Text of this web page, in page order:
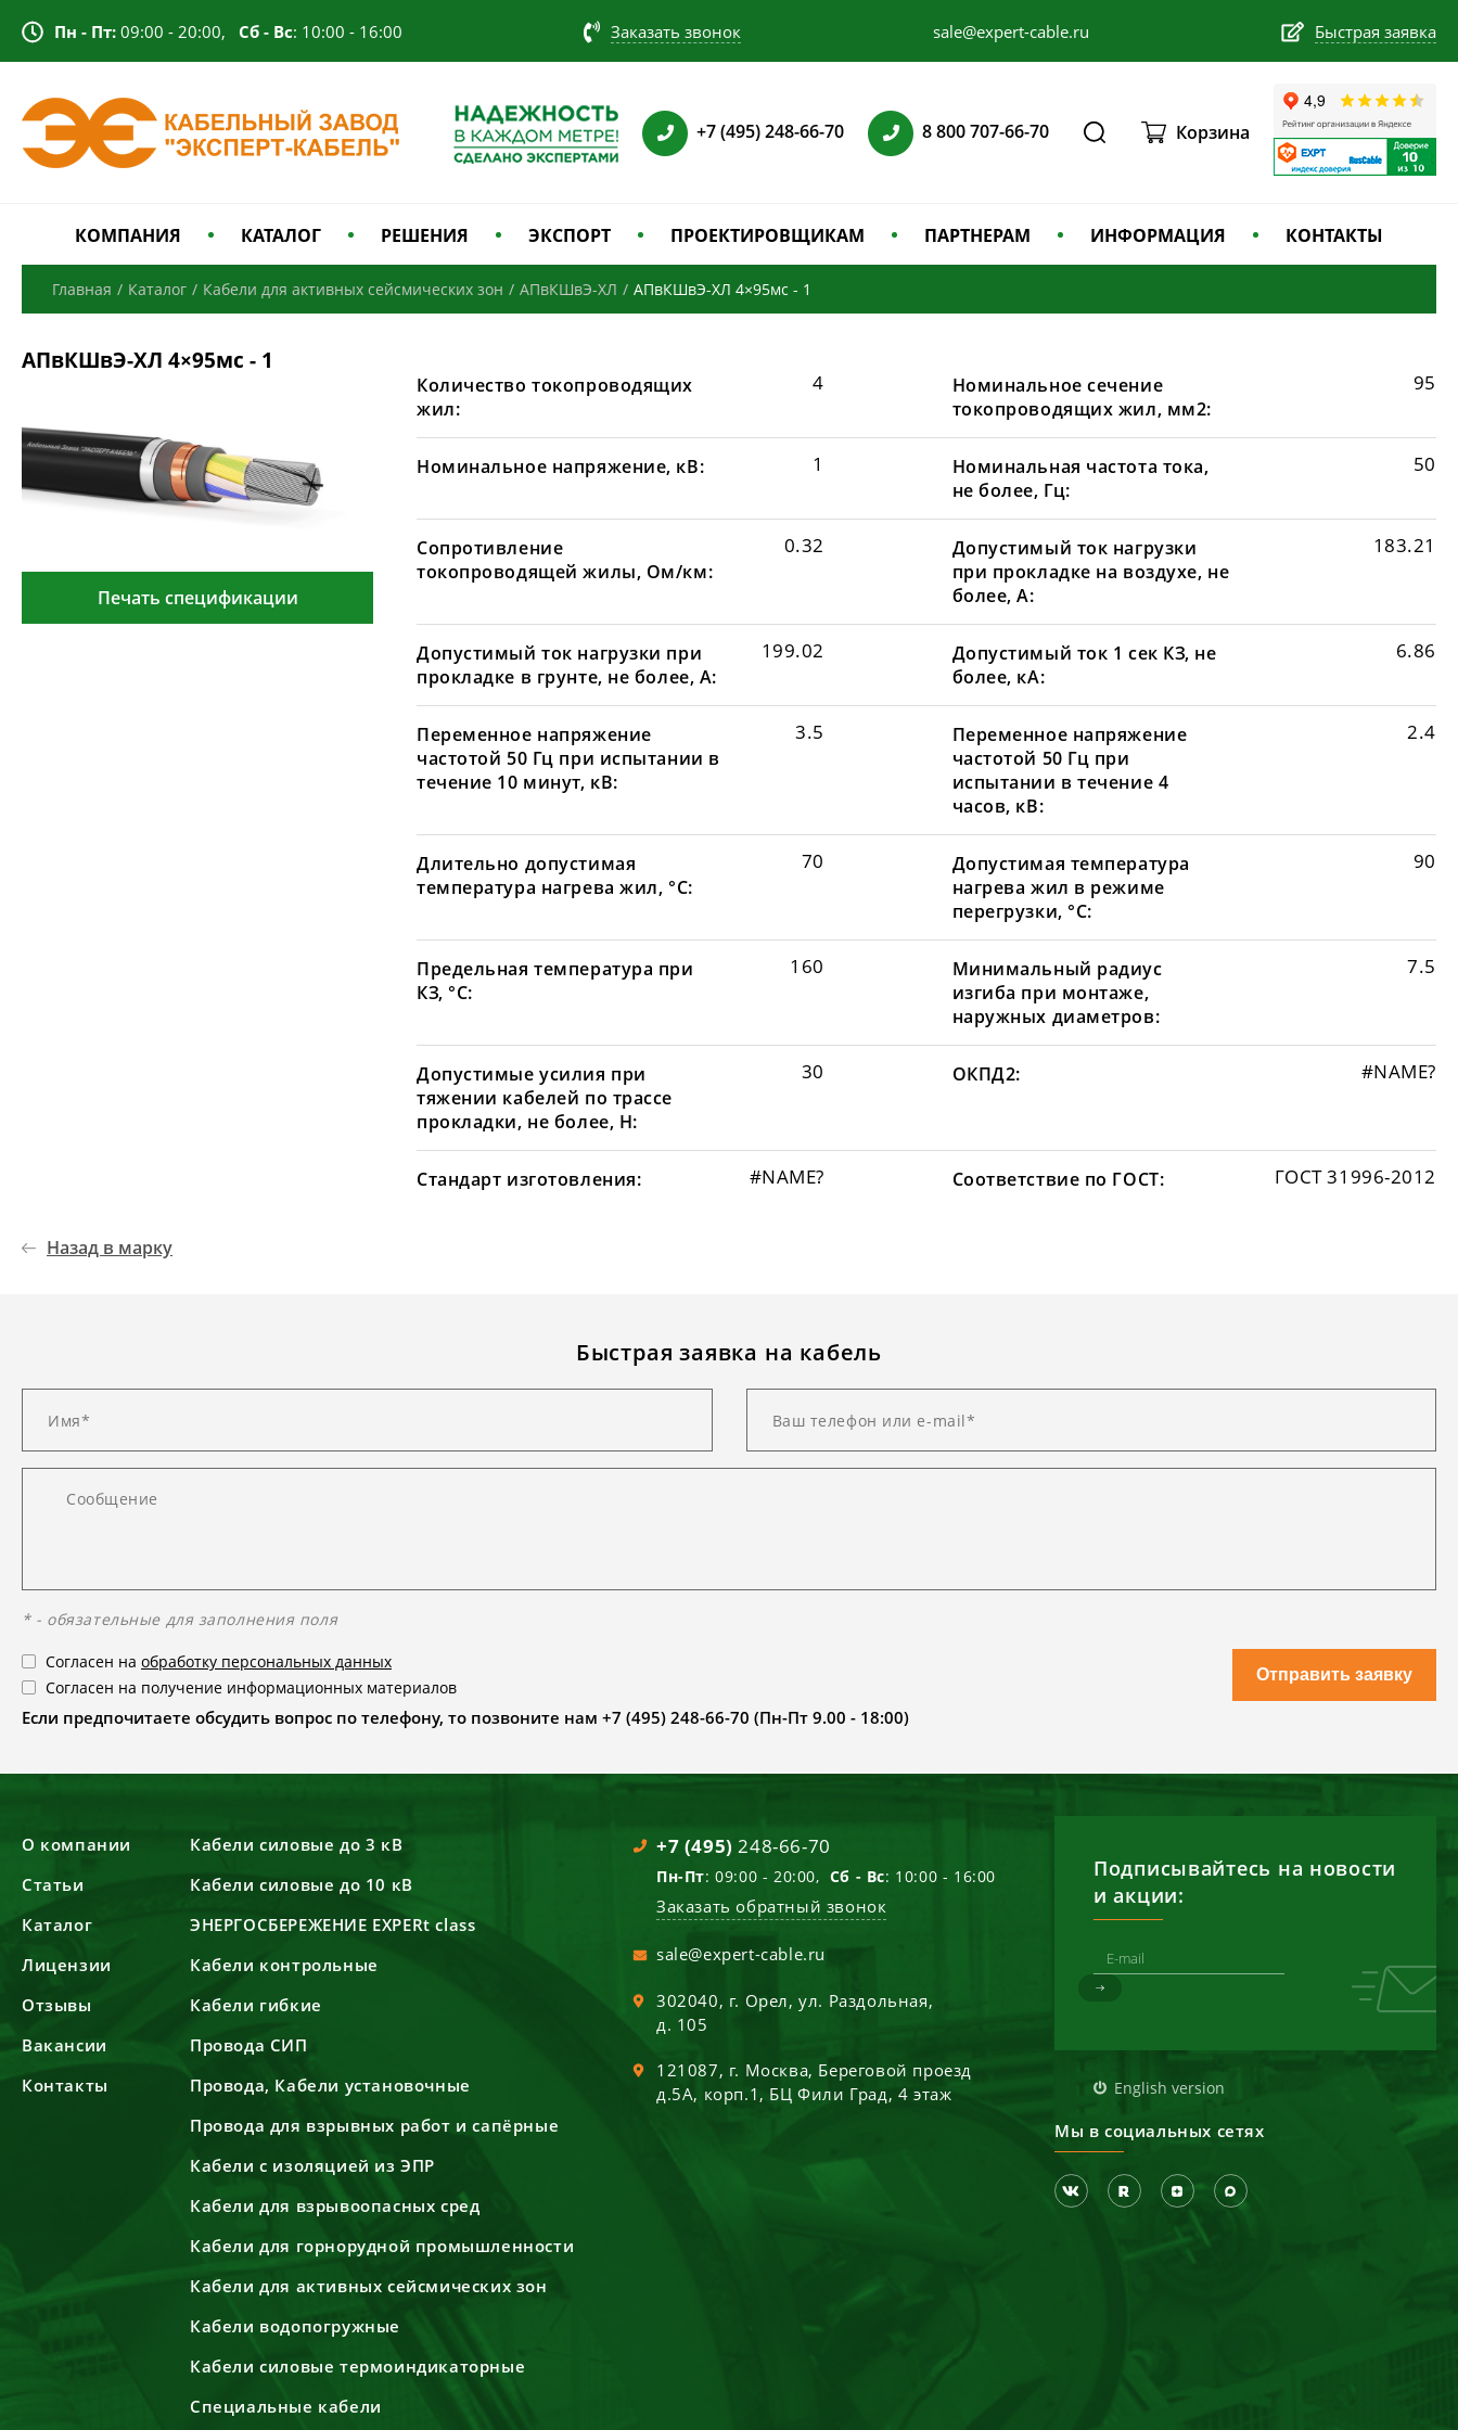
Пн - Пт: 09:00 - 20:00, Сб - Вс: 10:00 - 16:00 Заказать звонок sale@expert-cable.ru Быстрая заявка
+7 (495) 248-66-70 8 800 707-66-70 Корзина
КОМПАНИЯ КАТАЛОГ РЕШЕНИЯ ЭКСПОРТ ПРОЕКТИРОВЩИКАМ ПАРТНЕРАМ ИНФОРМАЦИЯ КОНТАКТЫ
Главная / Каталог / Кабели для активных сейсмических зон / АПвКШвЭ-ХЛ / АПвКШвЭ-ХЛ 4×95мс - 1
АПвКШвЭ-ХЛ 4×95мс - 1
Печать спецификации
Количество токопроводящих
жил:
4
Номинальное сечение
токопроводящих жил, мм2:
95
Номинальное напряжение, кВ: 1
Номинальная частота тока,
не более, Гц:
50
Сопротивление
токопроводящей жилы, Ом/км:
0.32
Допустимый ток нагрузки
при прокладке на воздухе, не
более, А:
183.21
Допустимый ток нагрузки при
прокладке в грунте, не более, А:
199.02
Допустимый ток 1 сек КЗ, не
более, кА:
6.86
Переменное напряжение
частотой 50 Гц при испытании в
течение 10 минут, кВ:
3.5
Переменное напряжение
частотой 50 Гц при
испытании в течение 4
часов, кВ:
2.4
Длительно допустимая
температура нагрева жил, °С:
70
Допустимая температура
нагрева жил в режиме
перегрузки, °С:
90
Предельная температура при
КЗ, °С:
160
Минимальный радиус
изгиба при монтаже,
наружных диаметров:
7.5
Допустимые усилия при
тяжении кабелей по трассе
прокладки, не более, Н:
30 ОКПД2: #NAME?
Стандарт изготовления: #NAME? Соответствие по ГОСТ: ГОСТ 31996-2012
Назад в марку
Быстрая заявка на кабель
* - обязательные для заполнения поля
Согласен на обработку персональных данных
Согласен на получение информационных материалов
Если предпочитаете обсудить вопрос по телефону, то позвоните нам +7 (495) 248-66-70 (Пн-Пт 9.00 - 18:00)
Отправить заявку
О компании
Статьи
Каталог
Лицензии
Отзывы
Вакансии
Контакты
Кабели силовые до 3 кВ
Кабели силовые до 10 кВ
ЭНЕРГОСБЕРЕЖЕНИЕ EXPERt class
Кабели контрольные
Кабели гибкие
Провода СИП
Провода, Кабели установочные
Провода для взрывных работ и сапёрные
Кабели с изоляцией из ЭПР
Кабели для взрывоопасных сред
Кабели для горнорудной промышленности
Кабели для активных сейсмических зон
Кабели водопогружные
Кабели силовые термоиндикаторные
Специальные кабели
+7 (495) 248-66-70
Пн-Пт: 09:00 - 20:00, Сб - Вс: 10:00 - 16:00
Заказать обратный звонок
sale@expert-cable.ru
302040, г. Орел,ул. Раздольная,
д. 105
121087, г. Москва, Береговой проезд
д.5А, корп.1, БЦ Фили Град, 4 этаж
Подписывайтесь на новости
и акции:
English version
Мы в социальных сетях